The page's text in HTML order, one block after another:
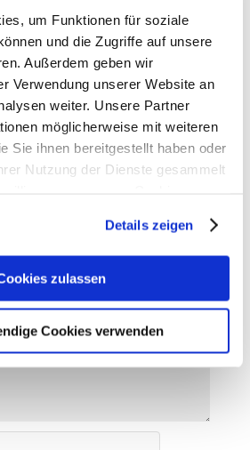
um Funktionen für soziale
und die Zugriffe auf unsere
Außerdem geben wir
Verwendung unserer Website an
weiter. Unsere Partner
möglicherweise mit weiteren
Sie ihnen bereitgestellt haben oder
Nutzung der Dienste gesammelt
Datenschutzerklärungmehr
wie Sie uns kontaktieren können
Daten verarbeiten.
jederzeit von derCookie-
Details zeigen
zulassen
Cookies verwenden